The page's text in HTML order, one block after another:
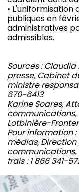
• L'uniformisation
publiques en
administratives
admissibles.
Sources :
presse, Cabinet
ministre
670-6413
Karine Soares,
communications,
Lotbinière-
Pour information
médias,
communications,
frais : 1 866 341-